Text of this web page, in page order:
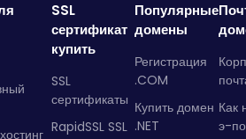
SSL
сертификат
купить
SSL
сертификаты
RapidSSL SSL
Популярные
домены
Регистрация
.COM
Купить домен
.NET
Как
э-